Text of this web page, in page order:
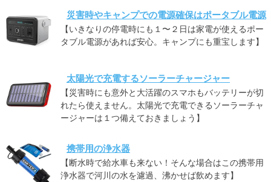
災害時やキャンプでの電源確保はポータブル電源
【いきなりの停電時にも１〜２日は家電が使えるポー
タブル電源があれば安心。キャンプにも重宝します】
太陽光で充電するソーラーチャージャー
【災害時にも意外と大活躍のスマホもバッテリーが切
れたら使えません。太陽光で充電できるソーラーチャ
ージャーは１つ備えておきましょう】
携帯用の浄水器
【断水時で給水車も来ない！そんな場合はこの携帯用
浄水器で河川の水を濾過、沸かせば飲めます】